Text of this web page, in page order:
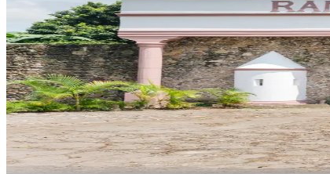
Autor:Gabii
Fecha de publicacion: Sin fecha de publicacion
Ver imagen
Abrimos las puertas al turismo a finales del sigo
mil años cuando los primeros pobladores hicieron
por la cultura Azteca. Hay registros que señalan
Victoria.